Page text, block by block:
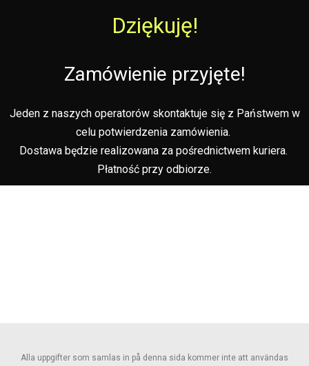
Dziękuję!
Zamówienie przyjęte!
Jeden z naszych operatorów skontaktuje się z Państwem w
celu potwierdzenia zamówienia.
Dostawa będzie realizowana za pośrednictwem kuriera.
Płatność przy odbiorze.
Alla uppgifter som samlas in på denna sida kommer inte att användas